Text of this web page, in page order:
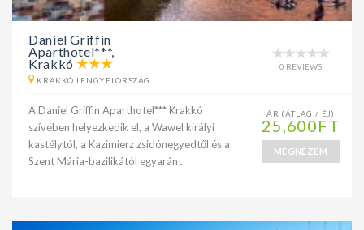
Daniel Griffin
Aparthotel***,
Krakkó
KRAKKÓ LENGYELORSZÁG
0 REVIEWS
A Daniel Griffin Aparthotel*** Krakkó
szívében helyezkedik el, a Wawel királyi
kastélytól, a Kazimierz zsidónegyedtől és a
Szent Mária-bazilikától egyaránt
ÁR (ÁTLAG / ÉJ)
25,600FT
MEGNÉZEM